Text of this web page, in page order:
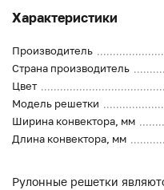
Характеристики
Производитель
Страна производитель
Цвет
Модель решетки
Ширина конвектора, мм
Длина конвектора, мм
Рулонные решетки